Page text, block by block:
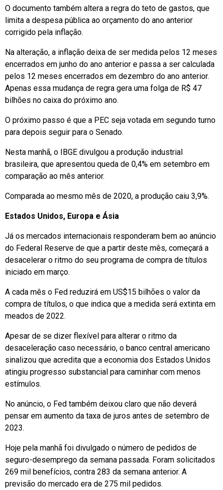
O documento também altera a regra do teto de gastos, que
limita a despesa pública ao orçamento do ano anterior
corrigido pela inflação.
Na alteração, a inflação deixa de ser medida pelos 12 meses
encerrados em junho do ano anterior e passa a ser calculada
pelos 12 meses encerrados em dezembro do ano anterior.
Apenas essa mudança de regra gera uma folga de R$ 47
bilhões no caixa do próximo ano.
O próximo passo é que a PEC seja votada em segundo turno
para depois seguir para o Senado.
Nesta manhã, o IBGE divulgou a produção industrial
brasileira, que apresentou queda de 0,4% em setembro em
comparação ao mês anterior.
Comparada ao mesmo mês de 2020, a produção caiu 3,9%.
Estados Unidos, Europa e Ásia
Já os mercados internacionais responderam bem ao anúncio
do Federal Reserve de que a partir deste mês, começará a
desacelerar o ritmo do seu programa de compra de títulos
iniciado em março.
A cada mês o Fed reduzirá em US$15 bilhões o valor da
compra de títulos, o que indica que a medida será extinta em
meados de 2022.
Apesar de se dizer flexível para alterar o ritmo da
desaceleração caso necessário, o banco central americano
sinalizou que acredita que a economia dos Estados Unidos
atingiu progresso substancial para caminhar com menos
estímulos.
No anúncio, o Fed também deixou claro que não deverá
pensar em aumento da taxa de juros antes de setembro de
2023.
Hoje pela manhã foi divulgado o número de pedidos de
seguro-desemprego da semana passada. Foram solicitados
269 mil benefícios, contra 283 da semana anterior. A
previsão do mercado era de 275 mil pedidos.